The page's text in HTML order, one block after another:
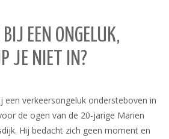
EEN ONGELUK,
JE NIET IN?
een verkeersongeluk ondersteboven in
de ogen van de 20-jarige Marien
Hij bedacht zich geen moment en